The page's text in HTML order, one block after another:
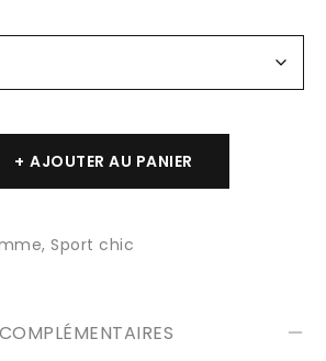
AJOUTER AU PANIER
, Sport chic